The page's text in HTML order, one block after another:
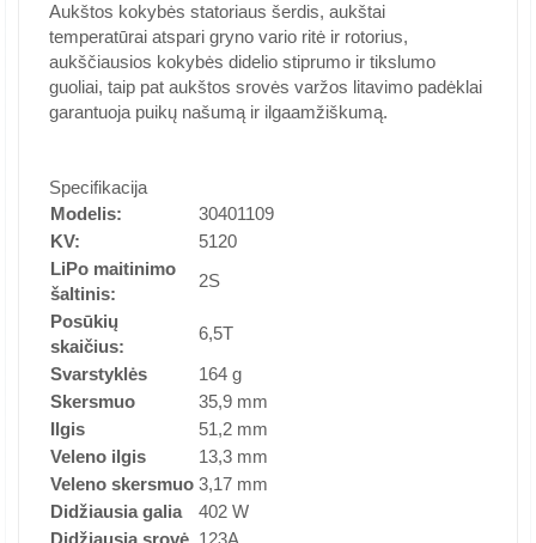
Aukštos kokybės statoriaus šerdis, aukštai
temperatūrai atspari gryno vario ritė ir rotorius,
aukščiausios kokybės didelio stiprumo ir tikslumo
guoliai, taip pat aukštos srovės varžos litavimo padėklai
garantuoja puikų našumą ir ilgaamžiškumą.
Specifikacija
Modelis:
30401109
KV:
5120
LiPo maitinimo
šaltinis:
2S
Posūkių
skaičius:
6,5T
Svarstyklės
164 g
Skersmuo
35,9 mm
Ilgis
51,2 mm
Veleno ilgis
13,3 mm
Veleno skersmuo 3,17 mm
Didžiausia galia
402 W
Didžiausia srovė 123A